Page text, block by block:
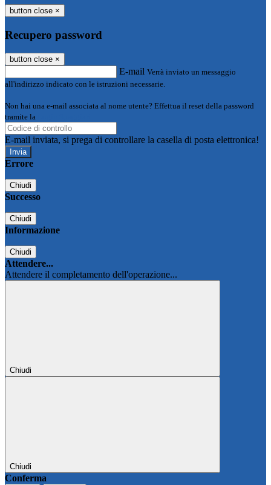
button close ×
Recupero password
button close ×
E-mail Verrà inviato un messaggio
all'indirizzo indicato con le istruzioni necessarie.
Non hai una e-mail associata al nome utente? Effettua il reset della password
tramite la
E-mail inviata, si prega di controllare la casella di posta elettronica!
Errore
Chiudi
Successo
Chiudi
Informazione
Chiudi
Attendere...
Attendere il completamento dell'operazione...
Chiudi
Chiudi
Conferma